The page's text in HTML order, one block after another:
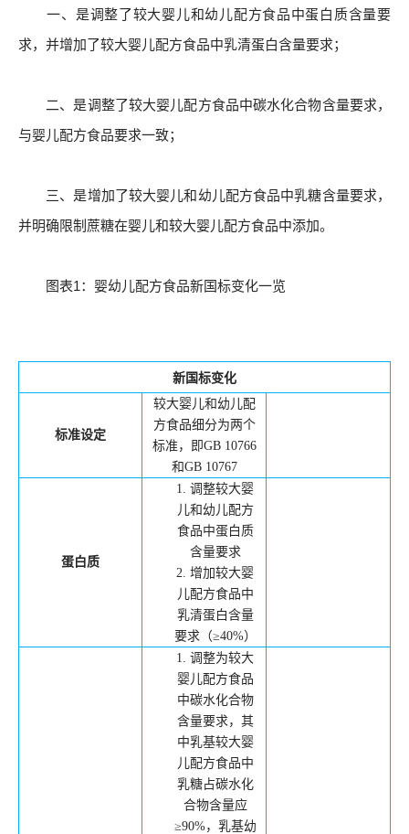
一、是调整了较大婴儿和幼儿配方食品中蛋白质含量要
求，并增加了较大婴儿配方食品中乳清蛋白含量要求；
二、是调整了较大婴儿配方食品中碳水化合物含量要求，
与婴儿配方食品要求一致；
三、是增加了较大婴儿和幼儿配方食品中乳糖含量要求，
并明确限制蔗糖在婴儿和较大婴儿配方食品中添加。
图表1：婴幼儿配方食品新国标变化一览
新国标变化
标准设定
较大婴儿和幼儿配
方食品细分为两个
标准，即GB 10766
和GB 10767
蛋白质
1. 调整较大婴
儿和幼儿配方
食品中蛋白质
含量要求
2. 增加较大婴
儿配方食品中
乳清蛋白含量
要求（≥40%）
1. 调整为较大
婴儿配方食品
中碳水化合物
含量要求，其
中乳基较大婴
儿配方食品中
乳糖占碳水化
合物含量应
≥90%，乳基幼